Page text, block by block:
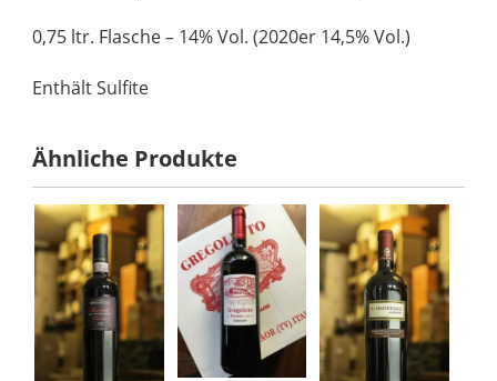
0,75 ltr. Flasche – 14% Vol. (2020er 14,5% Vol.)
Enthält Sulfite
Ähnliche Produkte